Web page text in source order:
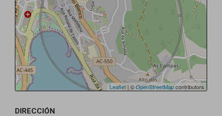
Leaflet| ©OpenStreetMapcontributors
DIRECCIÓN